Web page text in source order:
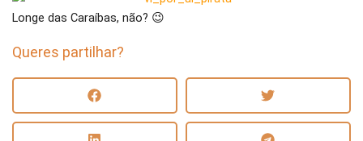
Longe das Caraíbas, não? 😉
Queres partilhar?